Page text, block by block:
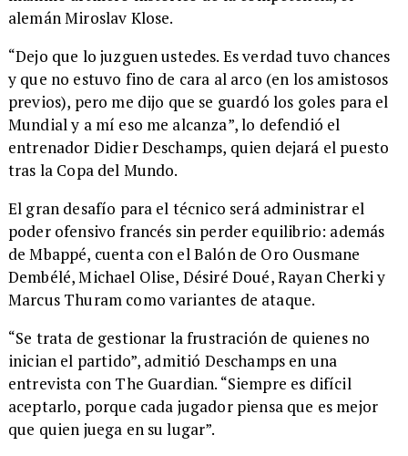
alemán Miroslav Klose.
“Dejo que lo juzguen ustedes. Es verdad tuvo chances
y que no estuvo fino de cara al arco (en los amistosos
previos), pero me dijo que se guardó los goles para el
Mundial y a mí eso me alcanza”, lo defendió el
entrenador Didier Deschamps, quien dejará el puesto
tras la Copa del Mundo.
El gran desafío para el técnico será administrar el
poder ofensivo francés sin perder equilibrio: además
de Mbappé, cuenta con el Balón de Oro Ousmane
Dembélé, Michael Olise, Désiré Doué, Rayan Cherki y
Marcus Thuram como variantes de ataque.
“Se trata de gestionar la frustración de quienes no
inician el partido”, admitió Deschamps en una
entrevista con The Guardian. “Siempre es difícil
aceptarlo, porque cada jugador piensa que es mejor
que quien juega en su lugar”.